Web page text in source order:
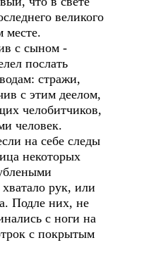
великого
месте.
с сыном -
послать
стражи,
с этим деелом,
челобитчиков,
человек.
на себе следы
некоторых
рук, или
Подле них, не
с ноги на
с покрытым